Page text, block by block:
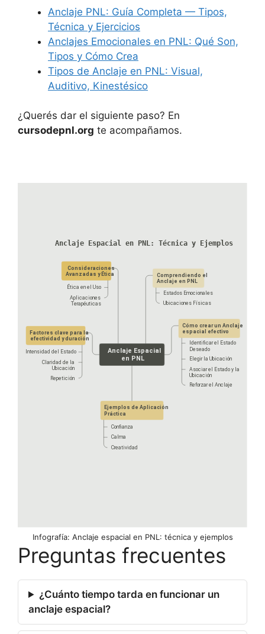
Anclaje PNL: Guía Completa — Tipos,
Técnica y Ejercicios
Anclajes Emocionales en PNL: Qué Son,
Tipos y Cómo Crea
Tipos de Anclaje en PNL: Visual,
Auditivo, Kinestésico
¿Querés dar el siguiente paso? En
cursodepnl.org te acompañamos.
Infografía: Anclaje espacial en PNL: técnica y ejemplos
Preguntas frecuentes
¿Cuánto tiempo tarda en funcionar un
anclaje espacial?